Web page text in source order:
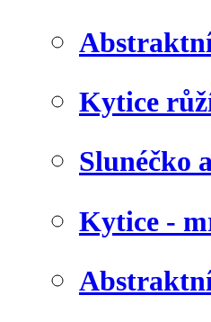
Kytice
Slunéčko
Kytice -